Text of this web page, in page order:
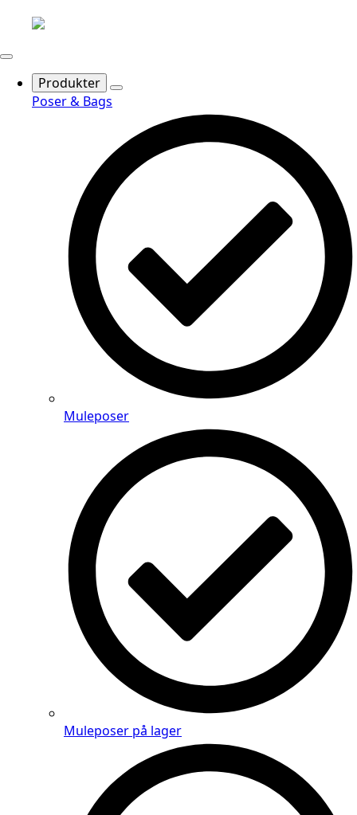
Produkter
Poser & Bags
Muleposer
Muleposer på lager